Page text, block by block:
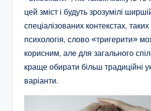
цей зміст і будуть зрозумілі
спеціалізованих контекстах, таких
психологія, слово «тригерити»
корисним, але для загального
краще обирати більш традиційні
варіанти.